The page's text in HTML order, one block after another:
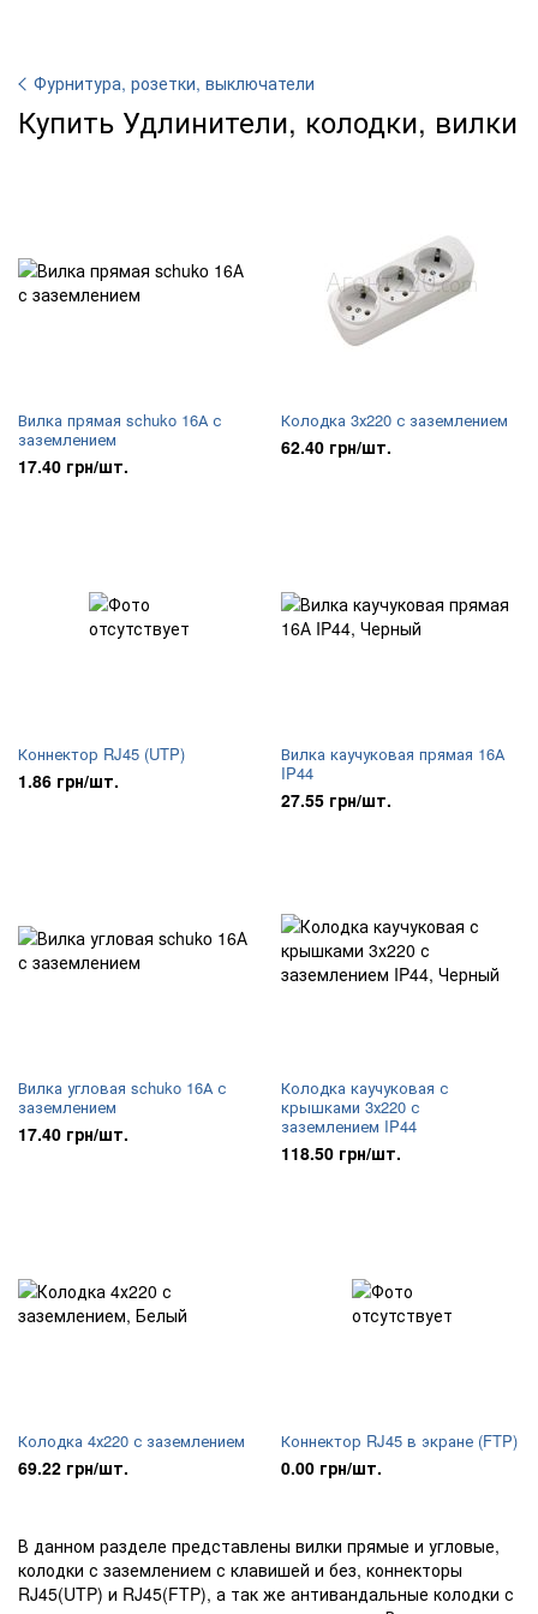
Фурнитура, розетки, выключатели
Купить Удлинители, колодки, вилки
Вилка прямая schuko 16А с
заземлением
17.40 грн/шт.
Колодка 3х220 с заземлением
62.40 грн/шт.
Коннектор RJ45 (UTP)
1.86 грн/шт.
Вилка каучуковая прямая 16А
IP44
27.55 грн/шт.
Вилка угловая schuko 16А с
заземлением
17.40 грн/шт.
Колодка каучуковая с
крышками 3х220 с
заземлением IP44
118.50 грн/шт.
Колодка 4х220 с заземлением
69.22 грн/шт.
Коннектор RJ45 в экране (FTP)
0.00 грн/шт.
В данном разделе представлены вилки прямые и угловые,
колодки с заземлением с клавишей и без, коннекторы
RJ45(UTP) и RJ45(FTP), а так же антивандальные колодки с